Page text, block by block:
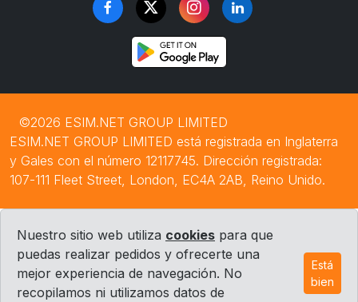
©2026 ESIM.NET GROUP LIMITED
ESIM.NET GROUP LIMITED está registrada en Inglaterra
y Gales con el número 12117745. Dirección registrada:
107-111 Fleet Street, London, EC4A 2AB, Reino Unido.
Nuestro sitio web utiliza cookies para que
puedas realizar pedidos y ofrecerte una
mejor experiencia de navegación. No
recopilamos ni utilizamos datos de
Está
bien